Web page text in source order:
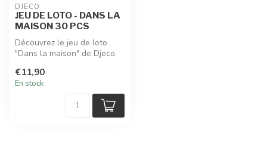
DJECO
JEU DE LOTO - DANS LA
MAISON 30 PCS
Découvrez le jeu de loto
"Dans la maison" de Djeco,
de...
€11,90
En stock